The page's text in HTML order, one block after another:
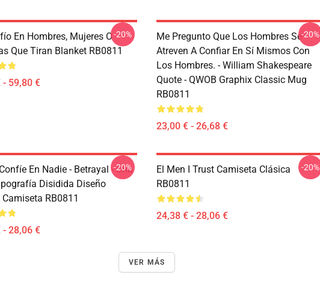
En Hombres, Mujeres O
Que Tiran Blanket RB0811
- 59,80 €
-20%
Me Pregunto Que Los Hombres Se
Atreven A Confiar En Sí Mismos Con
Los Hombres. - William Shakespeare
Quote - QWOB Graphix Classic Mug
RB0811
23,00 € - 26,68 €
-20%
En Nadie - Betrayal - Una
Disidida Diseño
RB0811
- 28,06 €
-20%
El Men I Trust Camiseta Clásica
RB0811
24,38 € - 28,06 €
-20%
VER MÁS